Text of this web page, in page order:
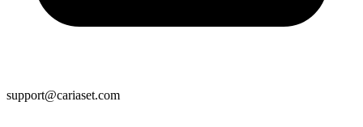
support@cariaset.com